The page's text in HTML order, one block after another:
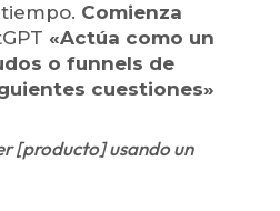
Comienza
«Actúa como un
o funnels de
cuestiones»
[producto] usando un